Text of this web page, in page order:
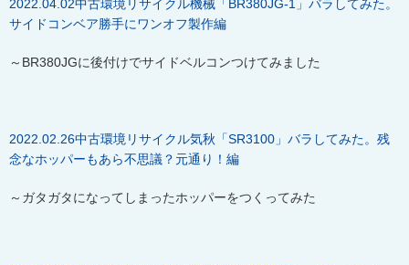
2022.04.02中古環境リサイクル機械「BR380JG-1 」バラしてみた。
サイドコンベア勝手にワンオフ製作編
～ BR380JGに後付けでサイドベルコンつけてみました
2022.02.26中古環境リサイクル気秋「SR3100 」バラしてみた。残
念なホッパーもあら不思議？元通り！編
～ガタガタになってしまったホッパーをつくってみた